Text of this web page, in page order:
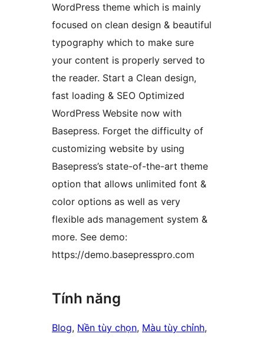
WordPress theme which is mainly
focused on clean design & beautiful
typography which to make sure
your content is properly served to
the reader. Start a Clean design,
fast loading & SEO Optimized
WordPress Website now with
Basepress. Forget the difficulty of
customizing website by using
Basepress’s state-of-the-art theme
option that allows unlimited font &
color options as well as very
flexible ads management system &
more. See demo:
https://demo.basepresspro.com
Tính năng
Blog, Nền tùy chọn, Màu tùy chỉnh